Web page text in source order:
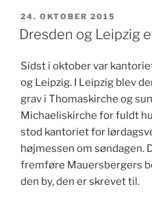
UDGIVET
DEN
24. OKTOBER 2015
Dresden og Leipzig
Sidst i oktober var
og Leipzig. I Leipzig blev
grav i Thomaskirche og
Michaeliskirche for fuldt
stod kantoriet for
højmessen om søndagen.
fremføre Mauersbergers
den by, den er skrevet til.